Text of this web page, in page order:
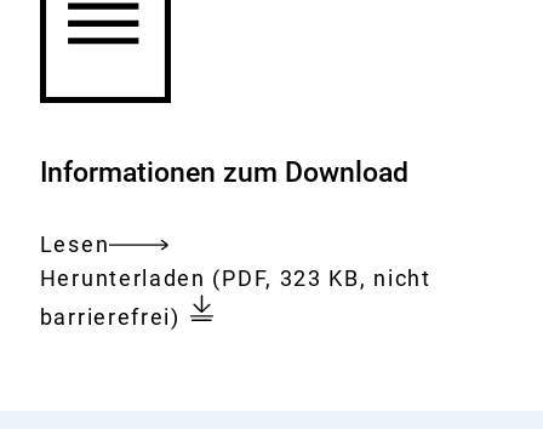
Informationen zum Download
Lesen
Gesamtes
Dokument
Download:
Herunterladen ZooGloW
Studienteilnehmer
(PDF, 323 KB, nicht
barrierefrei)